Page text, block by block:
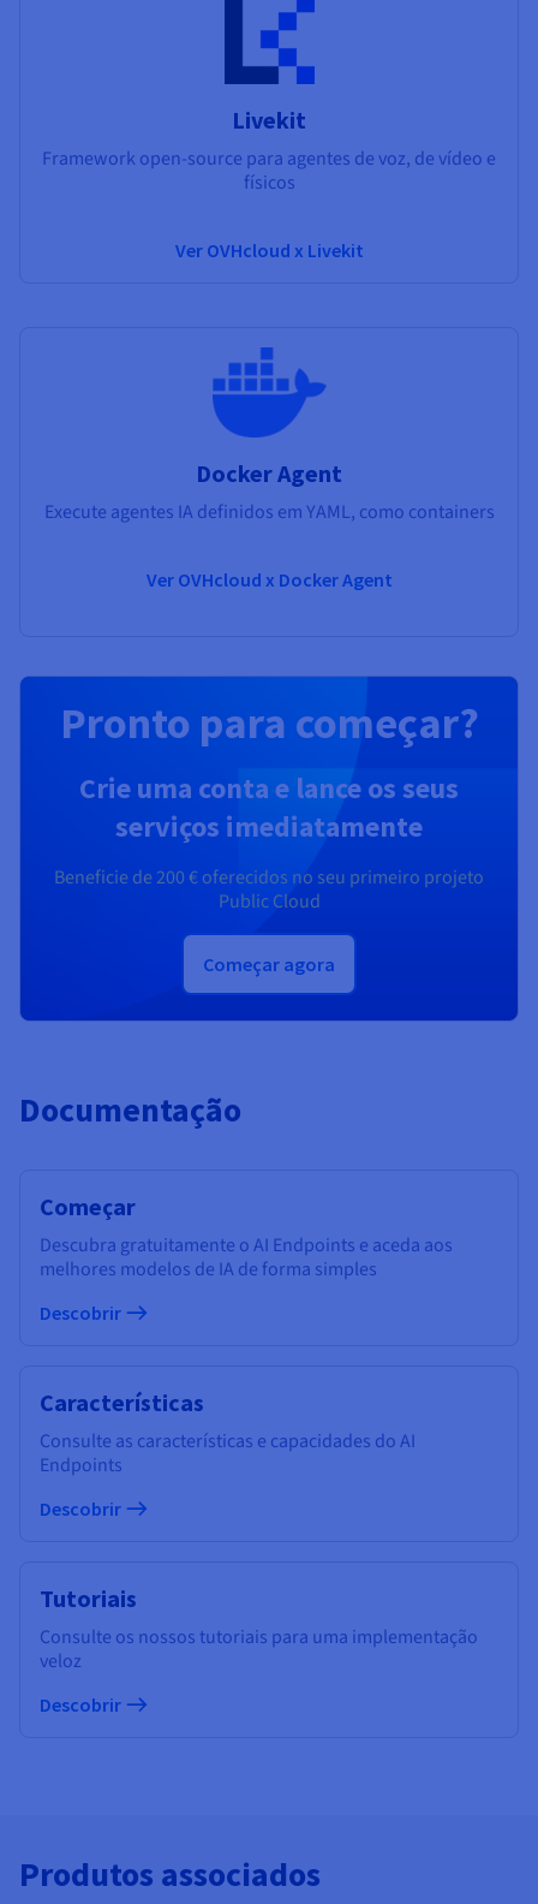
Livekit
Framework open-source para agentes de voz, de vídeo e
físicos
Ver OVHcloud x Livekit
Docker Agent
Execute agentes IA definidos em YAML, como containers
Ver OVHcloud x Docker Agent
Pronto para começar?
Crie uma conta e lance os seus
serviços imediatamente
Beneficie de 200 €oferecidos no seu primeiro projeto
Public Cloud
Começar agora
Documentação
Começar
Descubra gratuitamente o AI Endpoints e aceda aos
melhores modelos de IA de forma simples
Descobrir
Características
Consulte as características e capacidades do AI
Endpoints
Descobrir
Tutoriais
Consulte os nossos tutoriais para uma implementação
veloz
Descobrir
Produtos associados